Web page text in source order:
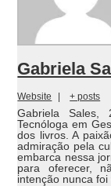
Gabriela
Website | + posts
Gabriela Sales,
Tecnóloga em
dos livros. A
admiração pela
embarca nessa
para oferecer,
intenção nunca foi